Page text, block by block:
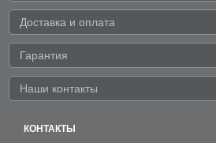
Доставка и оплата
Гарантия
Наши контакты
КОНТАКТЫ